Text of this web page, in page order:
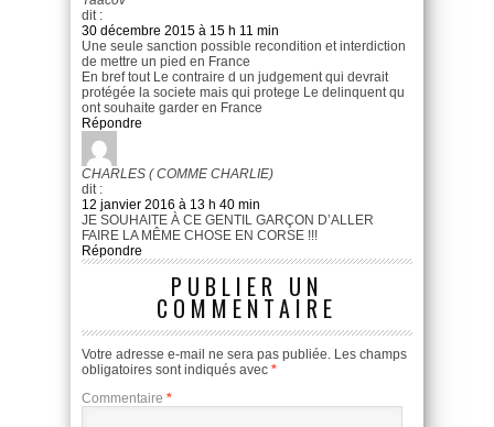
dit :
30 décembre 2015 à 15 h 11 min
Une seule sanction possible recondition et interdiction
de mettre un pied en France
En bref tout Le contraire d un judgement qui devrait
protégée la societe mais qui protege Le delinquent qu
ont souhaite garder en France
Répondre
CHARLES ( COMME CHARLIE)
dit :
12 janvier 2016 à 13 h 40 min
JE SOUHAITE À CE GENTIL GARÇON D’ALLER
FAIRE LA MÊME CHOSE EN CORSE !!!
Répondre
PUBLIER UN
COMMENTAIRE
Votre adresse e-mail ne sera pas publiée. Les champs
obligatoires sont indiqués avec *
Commentaire *